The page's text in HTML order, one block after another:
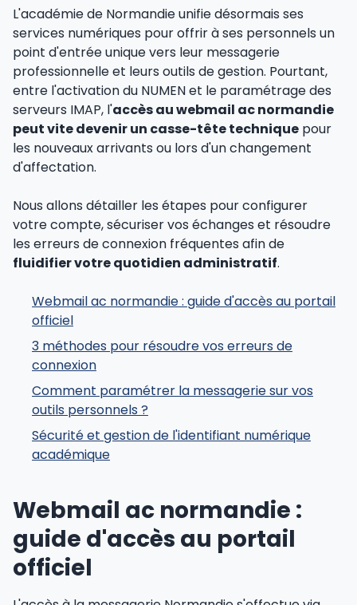
L'académie de Normandie unifie désormais ses
services numériques pour offrir à ses personnels un
point d'entrée unique vers leur messagerie
professionnelle et leurs outils de gestion. Pourtant,
entre l'activation du NUMEN et le paramétrage des
serveurs IMAP, l'accès au webmail ac normandie
peut vite devenir un casse-tête technique pour
les nouveaux arrivants ou lors d'un changement
d'affectation.
Nous allons détailler les étapes pour configurer
votre compte, sécuriser vos échanges et résoudre
les erreurs de connexion fréquentes afin de
fluidifier votre quotidien administratif.
Webmail ac normandie : guide d'accès au portail
officiel
3 méthodes pour résoudre vos erreurs de
connexion
Comment paramétrer la messagerie sur vos
outils personnels ?
Sécurité et gestion de l'identifiant numérique
académique
Webmail ac normandie :
guide d'accès au portail
officiel